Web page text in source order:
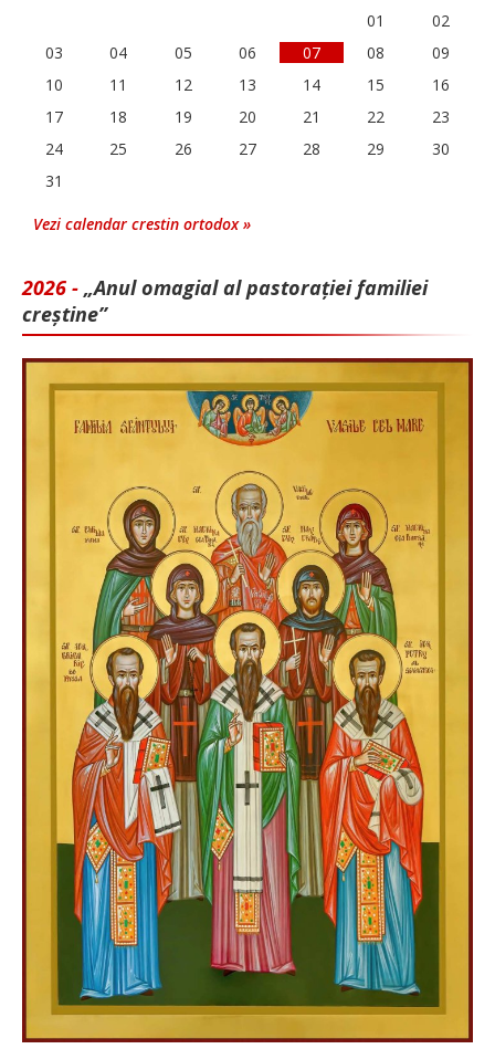
01
02
03
04 05 06 07 08
09
10
11 12 13 14 15
16
17
18 19 20 21 22
23
24
25 26 27 28 29
30
31
Vezi calendar crestin ortodox »
2026 - „Anul omagial al pastorației familiei
creștine”